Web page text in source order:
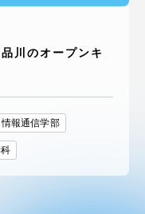
川のオープンキ
情報通信学部